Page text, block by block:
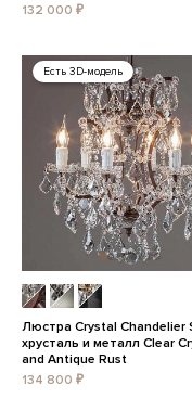
132 000 ₽
Есть 3D-модель
Люстра Crystal Chandelier
хрусталь и металл Clear
and Antique Rust
134 800 ₽